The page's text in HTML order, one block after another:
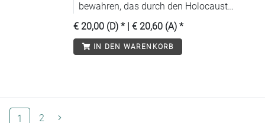
bewahren, das durch den Holocaust
nahezu ausgelöscht wurde.«
€ 20,00 (D) * | € 20,60 (A) *
IN DEN WARENKORB
1 (aktuelle Seite)
2